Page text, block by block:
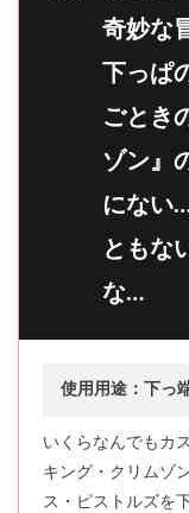
奇妙な
下っ
ごとき
ゾン』
にない
ともな
な…
使用用途：下っ
いくらなんでもカ
キング・クリムゾ
ス・ピストルズを